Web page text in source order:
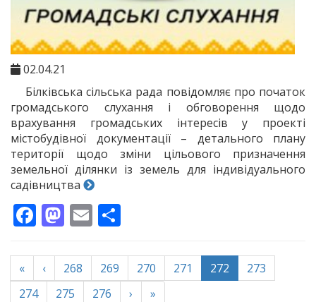
02.04.21
Білківська сільська рада повідомляє про початок
громадського слухання і обговорення щодо
врахування громадських інтересів у проекті
містобудівної документації – детального плану
території щодо зміни цільового призначення
земельної ділянки із земель для індивідуального
садівництва
Facebook
Mastodon
Email
« ‹ 268 269 270 271 272 (current)
273
274
275 276 › »